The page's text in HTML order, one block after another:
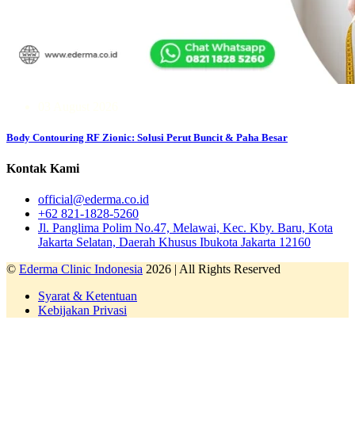
Body Contouring RF Zionic: Solusi Perut Buncit & Paha Besar
Kontak Kami
official@ederma.co.id
+62 821-1828-5260
Jl. Panglima Polim No.47, Melawai, Kec. Kby. Baru, Kota
Jakarta Selatan, Daerah Khusus Ibukota Jakarta 12160
© Ederma Clinic Indonesia 2026 | All Rights Reserved
Syarat & Ketentuan
Kebijakan Privasi